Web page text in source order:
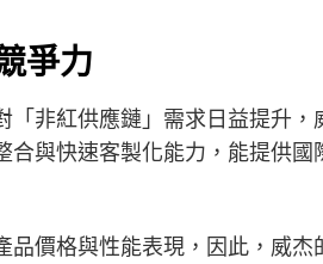
爭力
非紅供應鏈」需求日益提升，
與快速客製化能力，能提供國
價格與性能表現，因此，威杰